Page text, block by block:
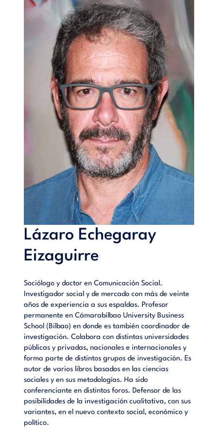
investigación cualitativa, incluso hablando de su resurgir.
Introducción a la investigación cualitativa.- El diseño de la
investigación cualitativa.- Desarrollando las técnicas de la
investigación cualitativa.- El análisis en la investigación
cualitativa.- Investigación cualitativa en entornos digitales.-
Nuevas modalidades de investigación cualitativa.- Psicología
conductual y neurología. Aproximación al neuromarketing.-
Presentación de resultados.
Lázaro Echegaray
Eizaguirre
Sociólogo y doctor en Comunicación Social.
Investigador social y de mercado con más de veinte
años de experiencia a sus espaldas. Profesor
permanente en Cámarabilbao University Business
School (Bilbao) en donde es también coordinador de
investigación. Colabora con distintas universidades
públicas y privadas, nacionales e internacionales y
forma parte de distintos grupos de investigación. Es
autor de varios libros basados en las ciencias
sociales y en sus metodologías. Ha sido
conferenciante en distintos foros. Defensor de las
posibilidades de la investigación cualitativa, con sus
variantes, en el nuevo contexto social, económico y
político.